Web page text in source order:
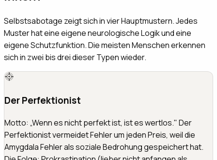
Selbstsabotage zeigt sich in vier Hauptmustern. Jedes
Muster hat eine eigene neurologische Logik und eine
eigene Schutzfunktion. Die meisten Menschen erkennen
sich in zwei bis drei dieser Typen wieder.
Der Perfektionist
Motto: „Wenn es nicht perfekt ist, ist es wertlos." Der
Perfektionist vermeidet Fehler um jeden Preis, weil die
Amygdala Fehler als soziale Bedrohung gespeichert hat.